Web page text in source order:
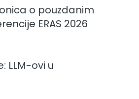
o pouzdanim
ERAS 2026
LLM-ovi u